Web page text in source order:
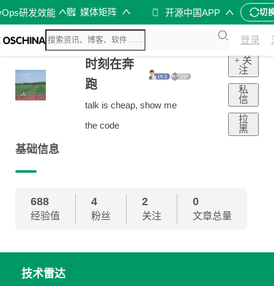
研发效能 媒体矩阵 开源中国APP 切
登录
时刻在奔
跑
talk is cheap, show me
the code
+ 关
注
私
信
拉
黑
基础信息
688
经验值
4
粉丝
2
关注
0
文章总量
技术雷达